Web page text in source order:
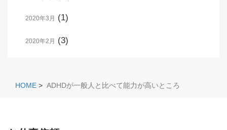
2020年3月 (1)
2020年2月 (3)
HOME > ADHDが一般人と比べて能力が高いところ